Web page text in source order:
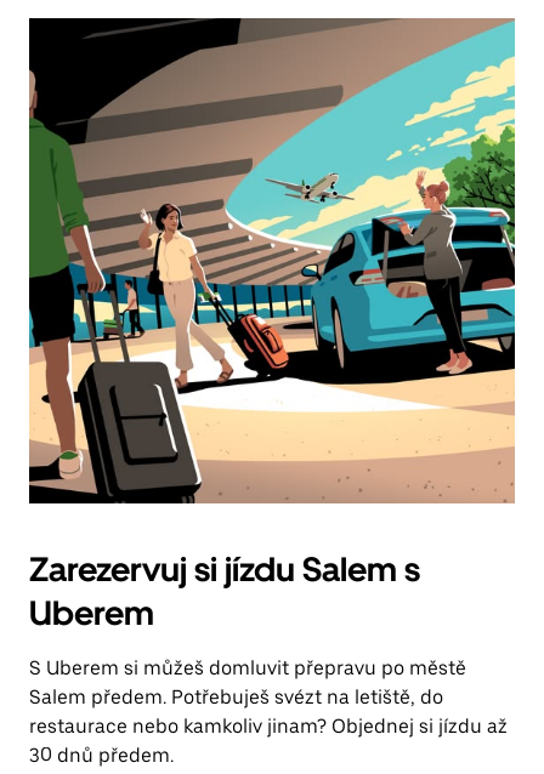
Zarezervuj si jízdu Salem s
Uberem
S Uberem si můžeš domluvit přepravu po městě
Salem předem. Potřebuješ svézt na letiště, do
restaurace nebo kamkoliv jinam? Objednej si jízdu až
30 dnů předem.